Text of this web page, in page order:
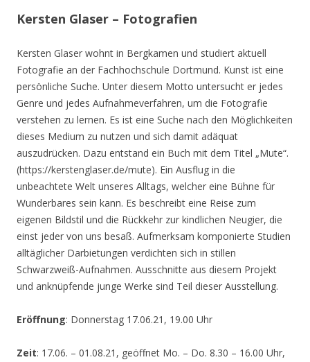
Kersten Glaser – Fotografien
Kersten Glaser wohnt in Bergkamen und studiert aktuell
Fotografie an der Fachhochschule Dortmund. Kunst ist eine
persönliche Suche. Unter diesem Motto untersucht er jedes
Genre und jedes Aufnahmeverfahren, um die Fotografie
verstehen zu lernen. Es ist eine Suche nach den Möglichkeiten
dieses Medium zu nutzen und sich damit adäquat
auszudrücken. Dazu entstand ein Buch mit dem Titel „Mute“.
(https://kerstenglaser.de/mute). Ein Ausflug in die
unbeachtete Welt unseres Alltags, welcher eine Bühne für
Wunderbares sein kann. Es beschreibt eine Reise zum
eigenen Bildstil und die Rückkehr zur kindlichen Neugier, die
einst jeder von uns besaß. Aufmerksam komponierte Studien
alltäglicher Darbietungen verdichten sich in stillen
Schwarzweiß-Aufnahmen. Ausschnitte aus diesem Projekt
und anknüpfende junge Werke sind Teil dieser Ausstellung.
Eröffnung: Donnerstag 17.06.21, 19.00 Uhr
Zeit: 17.06. – 01.08.21, geöffnet Mo. – Do. 8.30 – 16.00 Uhr,